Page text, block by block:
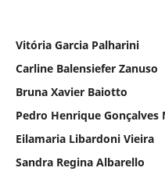
Vitória Garcia Palharini
Carline Balensiefer Zanuso
Bruna Xavier Baiotto
Pedro Henrique Gonçalves
Eilamaria Libardoni Vieira
Sandra Regina Albarello